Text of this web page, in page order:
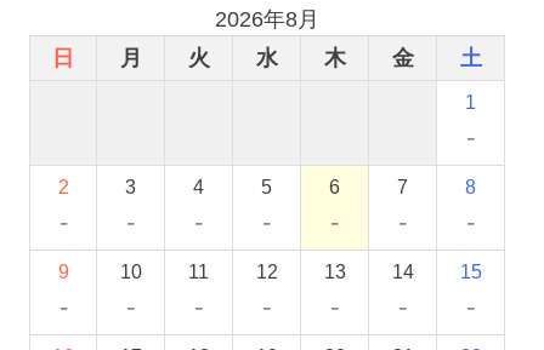
2026年8月
日
月 火 水 木 金 土
1
-
2
-
3
-
4
-
5
-
6
-
7
-
8
-
9
-
10
-
11
-
12
-
13
-
14
-
15
-